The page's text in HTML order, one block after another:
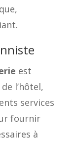
est
l’hôtel,
services
fournir
à